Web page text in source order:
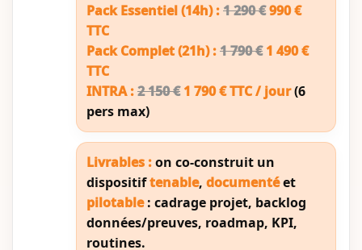
Pack Essentiel (14h) :1 290 €990 €
TTC
Pack Complet (21h) :1 790 € 1 490 €
TTC
INTRA :2 150 € 1 790 € TTC / jour(6
pers max)
Livrables :on co-construit un
dispositiftenable, documentéet
pilotable: cadrage projet, backlog
données/preuves, roadmap, KPI,
routines.